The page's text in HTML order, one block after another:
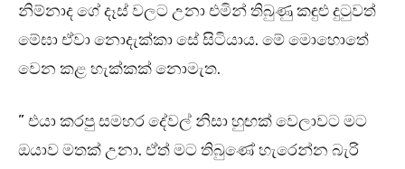
නිම්නාද ගේ දෑස් වලට උනා එමින් තිබුණු කඳුළු දුටුවත්
මේඝා ඒවා නොදැක්කා සේ සිටියාය. මේ මොහොතේ
වෙන කළ හැක්කක් නොමැත.
” එයා කරපු සමහර දේවල් නිසා හුඟක් වෙලාවට මට
ඔයාව මතක් උනා. ඒත් මට තිබුණේ හැරෙන්න බැරි